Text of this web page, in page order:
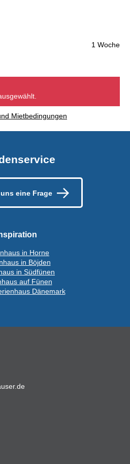
1 Woche
Mietbedingungen
eine Frage
in Horne
in Böjden
in Südfünen
auf Fünen
Dänemark